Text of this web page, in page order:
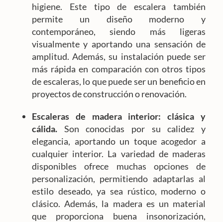
higiene. Este tipo de escalera también
permite un diseño moderno y
contemporáneo, siendo más ligeras
visualmente y aportando una sensación de
amplitud. Además, su instalación puede ser
más rápida en comparación con otros tipos
de escaleras, lo que puede ser un beneficio en
proyectos de construcción o renovación.
Escaleras de madera interior: clásica y
cálida. Son conocidas por su calidez y
elegancia, aportando un toque acogedor a
cualquier interior. La variedad de maderas
disponibles ofrece muchas opciones de
personalización, permitiendo adaptarlas al
estilo deseado, ya sea rústico, moderno o
clásico. Además, la madera es un material
que proporciona buena insonorización,